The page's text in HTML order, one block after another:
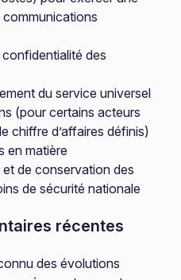
communications
des
du service universel
(pour certains acteurs
chiffre d’affaires définis)
en matière
et de conservation des
de sécurité nationale
récentes
des évolutions